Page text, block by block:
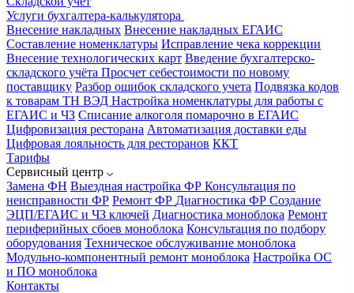
Услуги бухгалтера-калькулятора
Внесение накладных Внесение накладных ЕГАИС
Составление номенклатуры Исправление чека коррекции
Внесение технологических карт Введение бухгалтерско-
складского учёта Просчет себестоимости по новому
поставщику Разбор ошибок складского учета Подвязка кодов
к товарам ТН ВЭД Настройка номенклатуры для работы с
ЕГАИС и ЧЗ Списание алкоголя помарочно в ЕГАИС
Цифровизация ресторана Автоматизация доставки еды
Цифровая лояльность для ресторанов ККТ
Тарифы
Сервисный центр
Замена ФН Выездная настройка ФР Консультация по
неисправности ФР Ремонт ФР Диагностика ФР Создание
ЭЦП/ЕГАИС и ЧЗ ключей Диагностика моноблока Ремонт
периферийных сбоев моноблока Консультация по подбору
оборудования Техническое обслуживание моноблока
Модульно-компонентный ремонт моноблока Настройка ОС
и ПО моноблока
Контакты